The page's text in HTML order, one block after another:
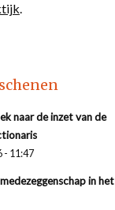
.
naar de inzet van de
- 11:47
in